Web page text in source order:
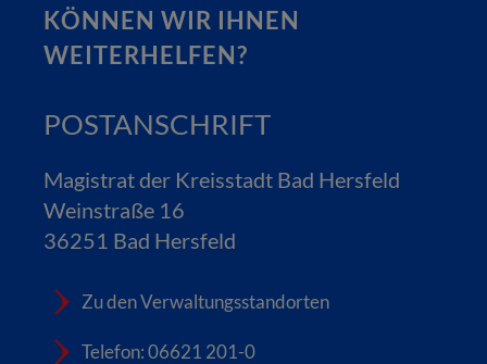
KÖNNEN WIR IHNEN
WEITERHELFEN?
POSTANSCHRIFT
Magistrat der Kreisstadt Bad Hersfeld
Weinstraße 16
36251 Bad Hersfeld
Zu den Verwaltungsstandorten
Telefon: 06621 201-0